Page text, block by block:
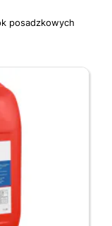
posadzkowych